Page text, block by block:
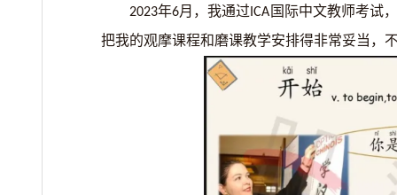
2023年6月，我通过 ICA 国际中文教师考试
把我的观摩课程和磨课教学安排得非常妥当，